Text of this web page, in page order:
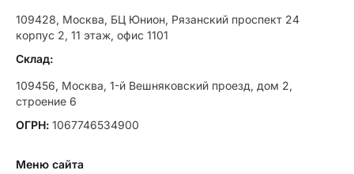
109428, Москва, БЦ Юнион, Рязанский проспект 24
корпус 2, 11 этаж, офис 1101
Склад:
109456, Москва, 1-й Вешняковский проезд, дом 2,
строение 6
ОГРН: 1067746534900
Меню сайта